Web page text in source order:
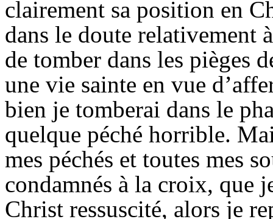
clairement sa position en
dans le doute relativement
de tomber dans les pièges
une vie sainte en vue
bien je tomberai dans le
quelque péché horrible.
mes péchés et toutes mes
condamnés à la croix, que
Christ ressuscité, alors je